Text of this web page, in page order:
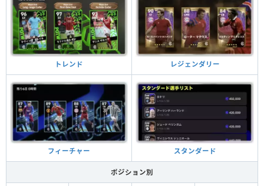
トレンド レジェンダリー
フィーチャー スタンダード
ポジション別